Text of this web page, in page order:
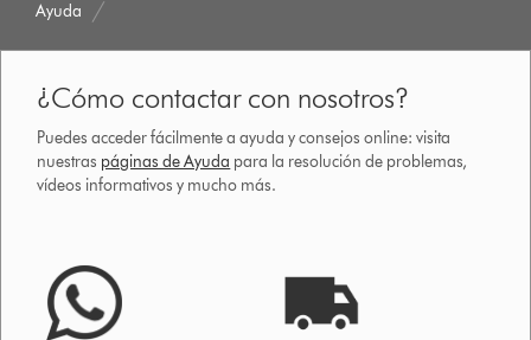
Ayuda
¿Cómo contactar con nosotros?
Puedes acceder fácilmente a ayuda y consejos online: visita
nuestras páginas de Ayuda para la resolución de problemas,
vídeos informativos y mucho más.